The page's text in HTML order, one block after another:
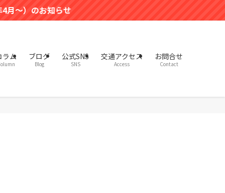
せ
ラム ブログ
Blog
公式SNS
SNS
交通アクセス
Access
お問合せ
Contact